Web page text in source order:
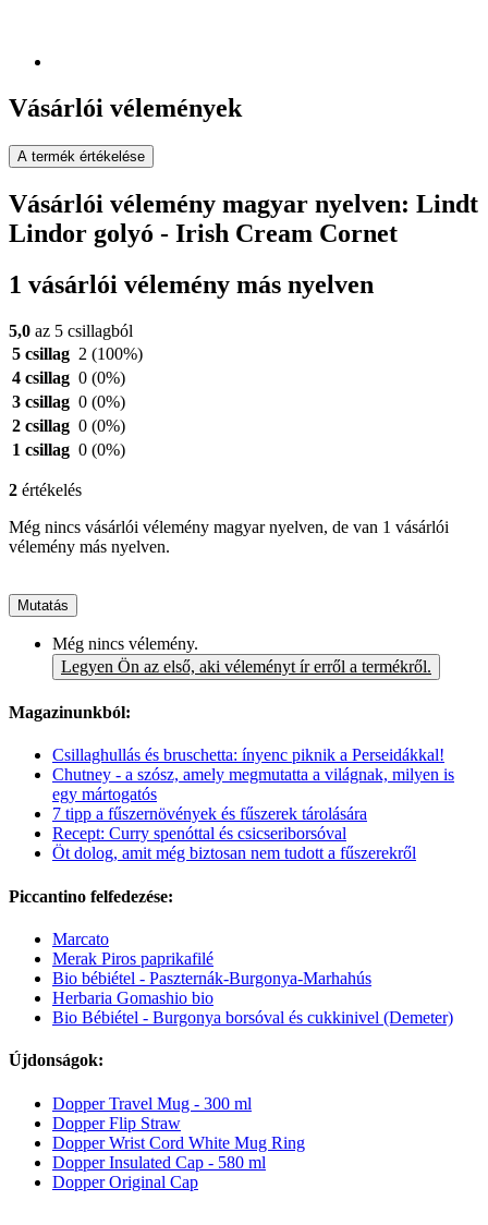
Vásárlói vélemények
A termék értékelése
Vásárlói vélemény magyar nyelven: Lindt
Lindor golyó - Irish Cream Cornet
1 vásárlói vélemény más nyelven
5,0 az 5 csillagból
5 csillag 2 (100%)
4 csillag 0 (0%)
3 csillag 0 (0%)
2 csillag 0 (0%)
1 csillag 0 (0%)
2 értékelés
Még nincs vásárlói vélemény magyar nyelven, de van 1 vásárlói
vélemény más nyelven.
Mutatás
Még nincs vélemény.
Legyen Ön az első, aki véleményt ír erről a termékről.
Magazinunkból:
Csillaghullás és bruschetta: ínyenc piknik a Perseidákkal!
Chutney - a szósz, amely megmutatta a világnak, milyen is
egy mártogatós
7 tipp a fűszernövények és fűszerek tárolására
Recept: Curry spenóttal és csicseriborsóval
Öt dolog, amit még biztosan nem tudott a fűszerekről
Piccantino felfedezése:
Marcato
Merak Piros paprikafilé
Bio bébiétel - Paszternák-Burgonya-Marhahús
Herbaria Gomashio bio
Bio Bébiétel - Burgonya borsóval és cukkinivel (Demeter)
Újdonságok:
Dopper Travel Mug - 300 ml
Dopper Flip Straw
Dopper Wrist Cord White Mug Ring
Dopper Insulated Cap - 580 ml
Dopper Original Cap